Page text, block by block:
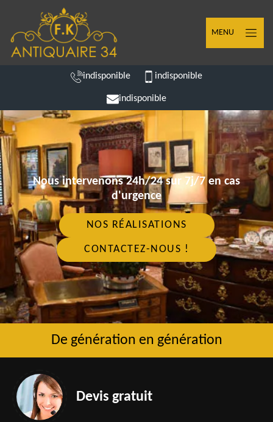
MENU
indisponible indisponible
indisponible
Nous intervenons 24h/24 sur 7j/7 en cas
d'urgence
NOS RÉALISATIONS
CONTACTEZ-NOUS !
De génération en génération
Devis gratuit